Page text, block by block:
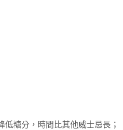
糖分，時間比其他威士忌長；